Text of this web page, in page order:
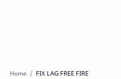
Home FIX LAG FREE FIRE